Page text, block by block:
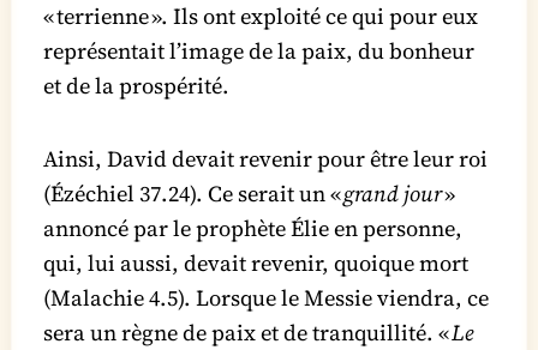
« terrienne ». Ils ont exploité ce qui pour eux
représentait l’image de la paix, du bonheur
et de la prospérité.
Ainsi, David devait revenir pour être leur roi
(Ézéchiel 37.24). Ce serait un «grand jour»
annoncé par le prophète Élie en personne,
qui, lui aussi, devait revenir, quoique mort
(Malachie 4.5). Lorsque le Messie viendra, ce
sera un règne de paix et de tranquillité. «Le